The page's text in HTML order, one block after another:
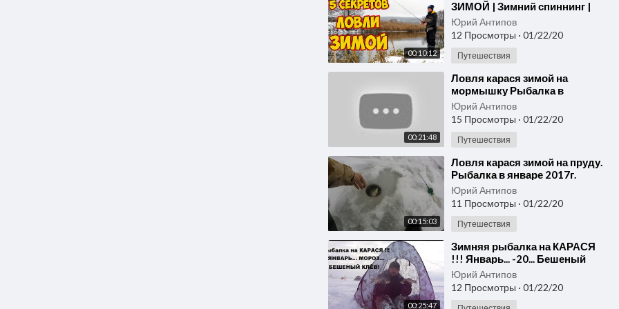
00:10:12
ЗИМОЙ | Зимний спиннинг |
Ультралайт | Рыбалка на окуня
Юрий Антипов
12 Просмотры · 01/22/20
Путешествия
00:21:48
⁣Ловля карася зимой на
мормышку Рыбалка в
декабре, январе, феврале
Юрий Антипов
15 Просмотры · 01/22/20
Путешествия
00:15:03
⁣Ловля карася зимой на пруду.
Рыбалка в январе 2017г.
Ловля на мормышку
Юрий Антипов
11 Просмотры · 01/22/20
Путешествия
00:25:47
⁣Зимняя рыбалка на КАРАСЯ
!!! Январь... -20... Бешеный
клёв !!!
Юрий Антипов
12 Просмотры · 01/22/20